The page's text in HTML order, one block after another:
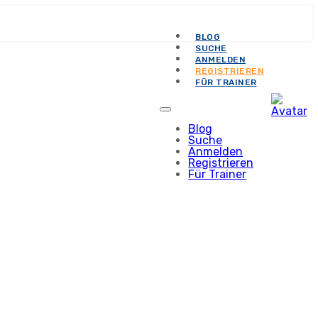
BLOG
SUCHE
ANMELDEN
REGISTRIEREN
FÜR TRAINER
Blog
Suche
Anmelden
Registrieren
Für Trainer